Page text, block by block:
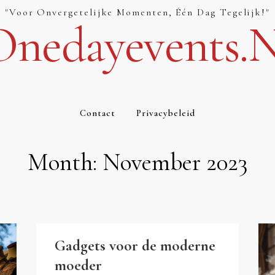
"Voor Onvergetelijke Momenten, Één Dag Tegelijk!"
Contact Privacybeleid
Month: November 2023
Gadgets voor de moderne
moeder